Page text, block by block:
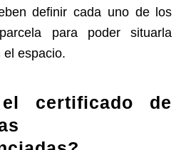
definir cada uno de los
para poder situarla
el espacio.
certificado de